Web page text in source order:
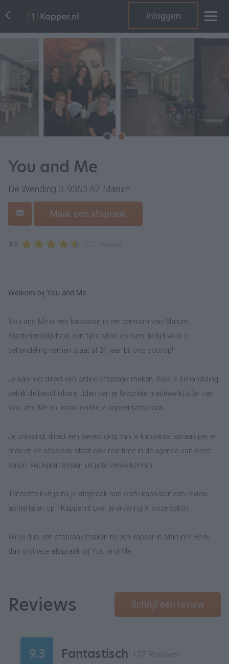
Inloggen
You and Me
De Wending 3, 9363 AZ Marum
Maak een afspraak
9.3
Welkom bij You and Me
You and Me is een kapsalon in het centrum van Marum.
Klantvriendelijkheid, een fijne sfeer en ruim de tijd voor u
behandeling nemen staat al 24 jaar bij ons voorop!
Je kan hier direct een online afspraak maken. Kies je behandeling,
bekijk de beschikbare tijden van je favoriete medewerk(st)er van
You and Me en maak online je kappersafspraak.
Je ontvangt direct een bevestiging van je kappersafspraak per e-
mail en de afspraak staat ook real time in de agenda van onze
salon. Wij kijken ernaar uit je te verwelkomen!
Tenslotte kun je na je afspraak aan onze kapsalon een review
achterlaten op 1Kapper.nl over je ervaring in onze salon.
Wil je dus een afspraak maken bij een kapper in Marum? Boek
dan online je afspraak bij You and Me.
Reviews Schrijf een review
9.3 Fantastisch 127 Reviews